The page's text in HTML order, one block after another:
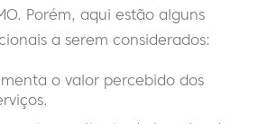
Porém, aqui estão alguns
a serem considerados:
o valor percebido dos